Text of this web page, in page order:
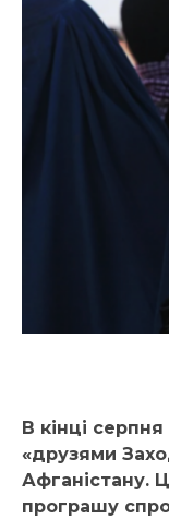
В кінці серпня
«друзями
Афганістану.
програшу